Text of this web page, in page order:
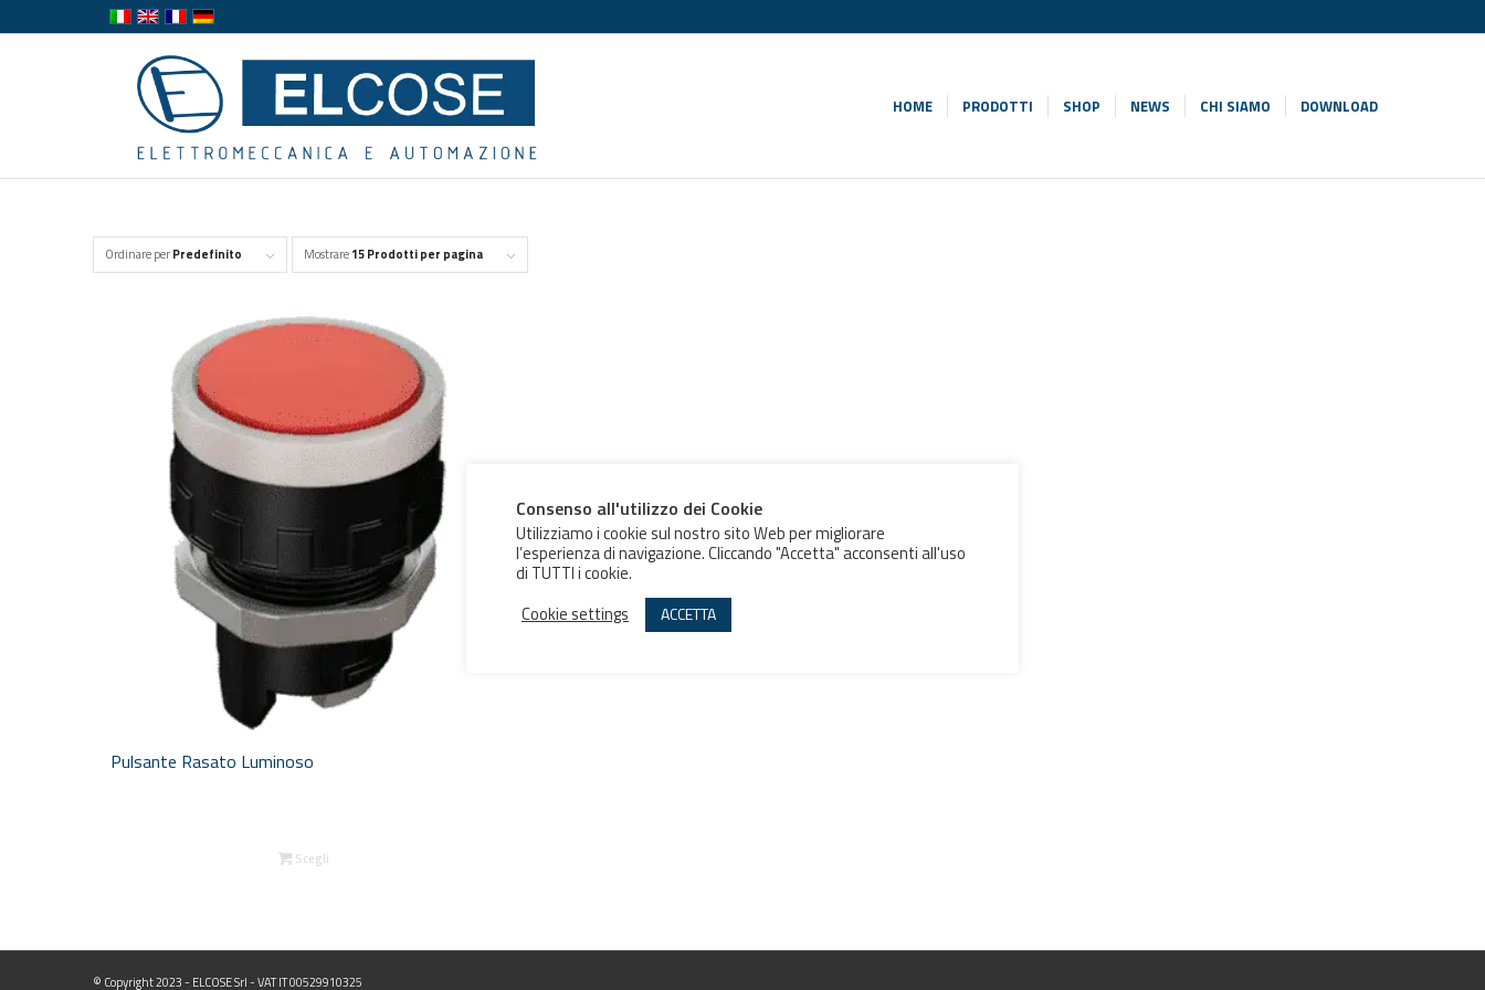
HOME PRODOTTI SHOP NEWS CHI SIAMO DOWNLOAD
Ordinare perPredefinito Mostrare15 Prodotti per pagina
Pulsante Rasato Luminoso
Scegli
© Copyright 2023 - ELCOSE Srl - VAT IT 00529910325
Consenso all'utilizzo dei Cookie
Utilizziamo i cookie sul nostro sito Web per migliorare
l’esperienza di navigazione. Cliccando "Accetta" acconsenti all'uso
di TUTTI i cookie.
Cookie settings
ACCETTA